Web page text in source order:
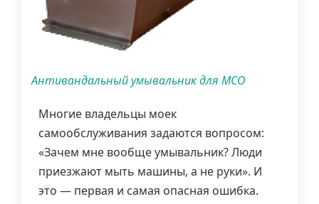
Антивандальный умывальник для МСО
Многие владельцы моек
самообслуживания задаются вопросом:
«Зачем мне вообще умывальник? Люди
приезжают мыть машины, а не руки». И
это — первая и самая опасная ошибка.